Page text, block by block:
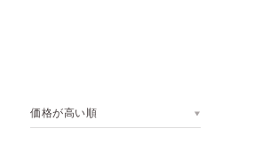
価格が高い順